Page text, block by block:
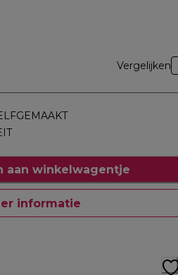
Vergelijken
aan winkelwagentje
informatie